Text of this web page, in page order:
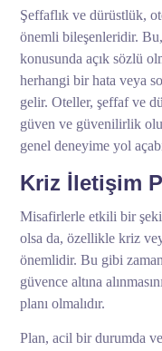
Şeffaflık ve dürüstlük,
önemli bileşenleridir. Bu,
konusunda açık sözlü
herhangi bir hata veya
gelir. Oteller, şeffaf ve
güven ve güvenilirlik
genel deneyime yol
Kriz İletişim
Misafirlerle etkili bir
olsa da, özellikle kriz
önemlidir. Bu gibi
güvence altına
planı olmalıdır.
Plan, acil bir durumda